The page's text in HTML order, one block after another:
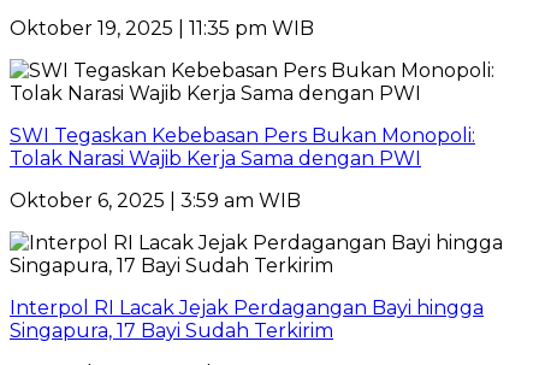
Oktober 19, 2025 | 11:35 pm WIB
SWI Tegaskan Kebebasan Pers Bukan Monopoli:
Tolak Narasi Wajib Kerja Sama dengan PWI
Oktober 6, 2025 | 3:59 am WIB
Interpol RI Lacak Jejak Perdagangan Bayi hingga
Singapura, 17 Bayi Sudah Terkirim